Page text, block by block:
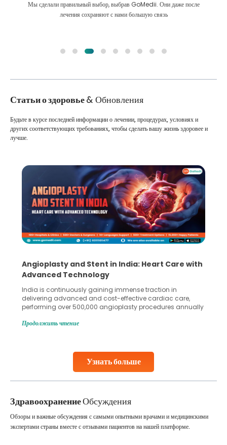
Мы сделали правильный выбор, выбрав GoMedii. Они даже после
лечения сохраняют с нами большую связь
Статьи о здоровье& Обновления
Узнать больше
Будьте в курсе последней информации о лечении, процедурах, условиях и
других соответствующих требованиях, чтобы сделать вашу жизнь здоровее и
лучше.
Angioplasty and Stent in India: Heart Care with
Advanced Technology
India is continuously gaining immense traction in
delivering advanced and cost-effective cardiac care,
performing over 500,000 angioplasty procedures annually
globe are searching for treatments like angioplasty and
Studies, such as one published
Продолжить чтение
ЗдравоохранениеОбсуждения
Обзоры и важные обсуждения с самыми опытными врачами и медицинскими
экспертами страны вместе с отзывами пациентов на нашей платформе.